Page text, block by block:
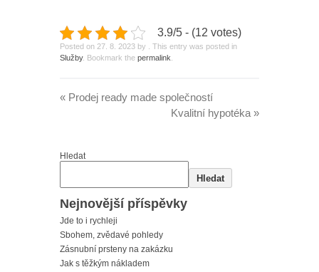
3.9/5 - (12 votes)
Posted on 27. 8. 2023 by
. This entry was posted in
Služby. Bookmark the permalink
« Prodej ready made společností
Kvalitní hypotéka »
Hledat
Hledat
Nejnovější příspěvky
Jde to i rychleji
Sbohem, zvědavé pohledy
Zásnubní prsteny na zakázku
Jak s těžkým nákladem